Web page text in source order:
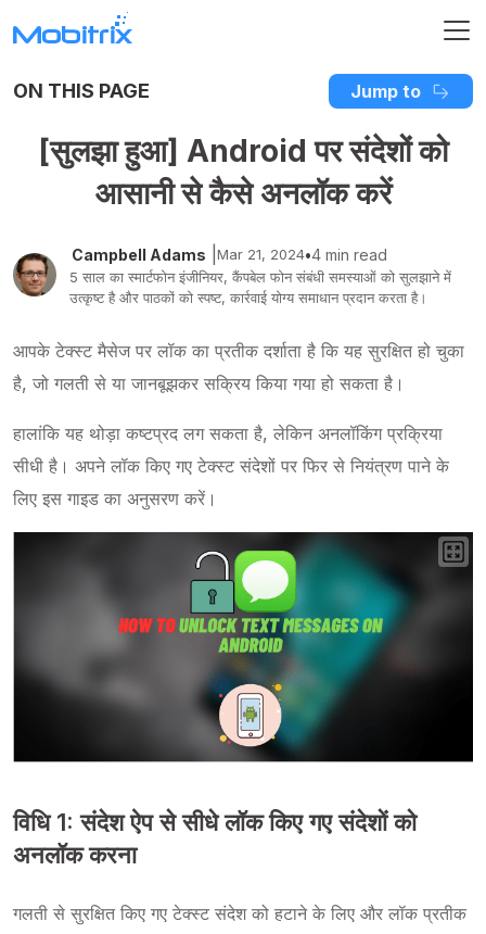
ON THIS PAGE Jump to
[सुलझा हुआ] Android पर संदेशों को
आसानी से कैसे अनलॉक करें
Campbell Adams Mar 21, 2024•4 min read
5 साल का स्मार्टफोन इंजीनियर, कैंपबेल फोन संबंधी समस्याओं को सुलझाने में
उत्कृष्ट है और पाठकों को स्पष्ट, कार्रवाई योग्य समाधान प्रदान करता है।
आपके टेक्स्ट मैसेज पर लॉक का प्रतीक दर्शाता है कि यह सुरक्षित हो चुका
है, जो गलती से या जानबूझकर सक्रिय किया गया हो सकता है।
हालांकि यह थोड़ा कष्टप्रद लग सकता है, लेकिन अनलॉकिंग प्रक्रिया
सीधी है। अपने लॉक किए गए टेक्स्ट संदेशों पर फिर से नियंत्रण पाने के
लिए इस गाइड का अनुसरण करें।
विधि 1: संदेश ऐप से सीधे लॉक किए गए संदेशों को
अनलॉक करना
गलती से सुरक्षित किए गए टेक्स्ट संदेश को हटाने के लिए और लॉक प्रतीक